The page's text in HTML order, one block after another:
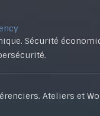
Sécurité
Ateliers et